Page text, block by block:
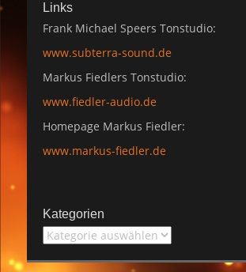
Links
Frank Michael Speers Tonstudio:
www.subterra-sound.de
Markus Fiedlers Tonstudio:
www.fiedler-audio.de
Homepage Markus Fiedler:
www.markus-fiedler.de
Kategorien
Kategorien